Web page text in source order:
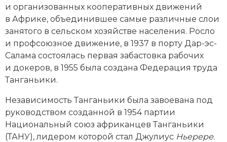
и организованных кооперативных движений
в Африке, объединившее самые различные слои
занятого в сельском хозяйстве населения. Росло
и профсоюзное движение, в 1937 в порту Дар-эс-
Салама состоялась первая забастовка рабочих
и докеров, в 1955 была создана Федерация труда
Танганьики.
Независимость Танганьики была завоевана под
руководством созданной в 1954 партии
Национальный союз африканцев Танганьики
(ТАНУ), лидером которой стал Джулиус Ньерере.